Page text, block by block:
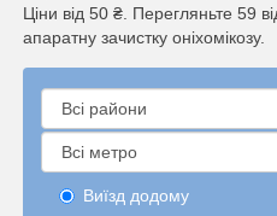
Ціни від 50 ₴. Перегляньте 59
апаратну зачистку оніхомікозу.
Виїзд додому